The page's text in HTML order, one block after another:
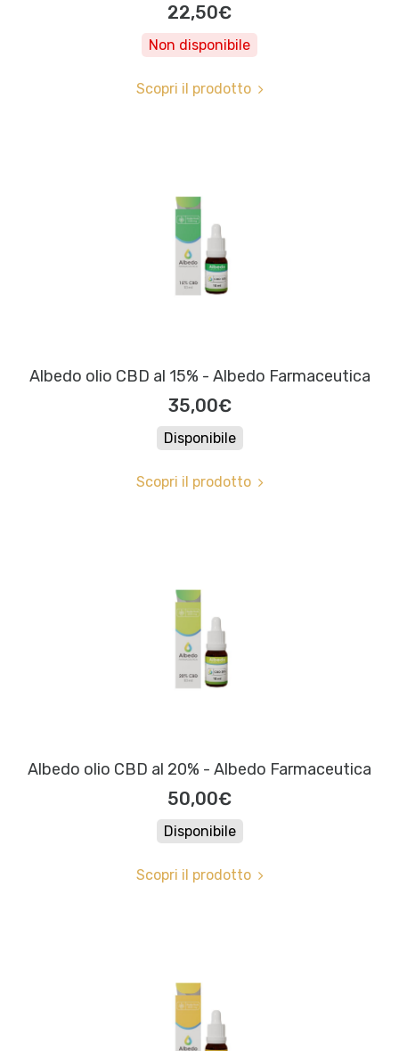
22,50€
Non disponibile
Scopri il prodotto
Albedo olio CBD al 15% - Albedo Farmaceutica
35,00€
Disponibile
Scopri il prodotto
Albedo olio CBD al 20% - Albedo Farmaceutica
50,00€
Disponibile
Scopri il prodotto